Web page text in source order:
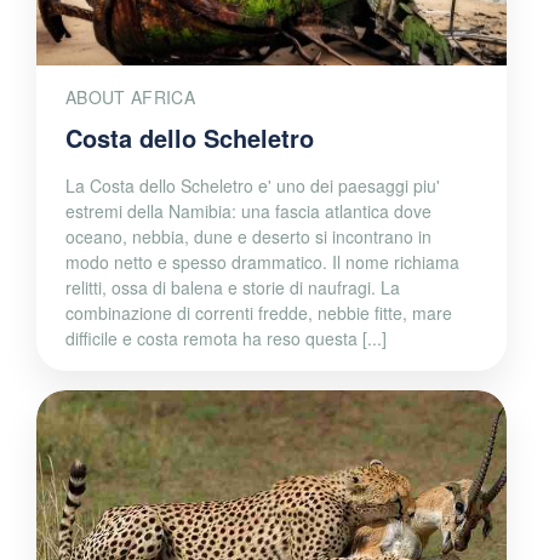
ABOUT AFRICA
Costa dello Scheletro
La Costa dello Scheletro e' uno dei paesaggi piu'
estremi della Namibia: una fascia atlantica dove
oceano, nebbia, dune e deserto si incontrano in
modo netto e spesso drammatico. Il nome richiama
relitti, ossa di balena e storie di naufragi. La
combinazione di correnti fredde, nebbie fitte, mare
difficile e costa remota ha reso questa [...]